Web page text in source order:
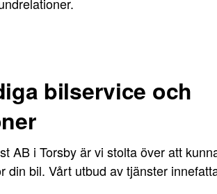
bilservice och
AB i Torsby är vi stolta över att
din bil. Vårt utbud av tjänster